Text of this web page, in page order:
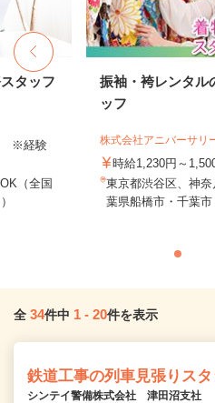
タッフ
※経験
（全国
振袖・袴レンタル
ッフ
株式会社アニバーサリ
時給1,230円～
東京都渋谷区、神
葉県船橋市・千葉市
全 34件中 1 - 20件を表示
鉄道工事の列車見張りス
シンテイ警備株式会社 津田沼支社